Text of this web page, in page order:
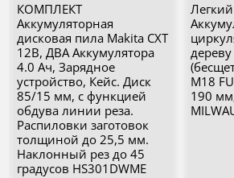
КОМПЛЕКТ
Аккумуляторная
дисковая пила Makita CXT
12В, ДВА Аккумулятора
4.0 Ач, Зарядное
устройство, Кейс. Диск
85/15 мм, с функцией
обдува линии реза.
Распиловки заготовок
толщиной до 25,5 мм.
Наклонный рез до 45
градусов HS301DWME
Легкий
M18
190